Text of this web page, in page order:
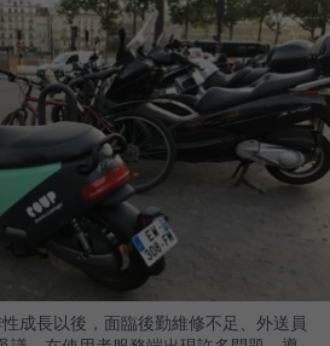
成長以後，面臨後勤維修不足、外送員